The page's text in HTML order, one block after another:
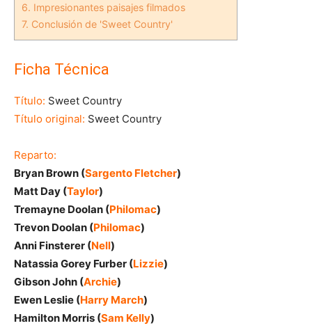
6. Impresionantes paisajes filmados
7. Conclusión de 'Sweet Country'
Ficha Técnica
Título: Sweet Country
Título original: Sweet Country
Reparto:
Bryan Brown (Sargento Fletcher)
Matt Day (Taylor)
Tremayne Doolan (Philomac)
Trevon Doolan (Philomac)
Anni Finsterer (Nell)
Natassia Gorey Furber (Lizzie)
Gibson John (Archie)
Ewen Leslie (Harry March)
Hamilton Morris (Sam Kelly)